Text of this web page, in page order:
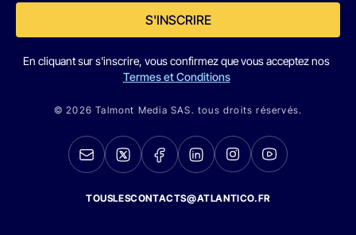
S'INSCRIRE
En cliquant sur s'inscrire, vous confirmez que vous acceptez nos
Termes et Conditions
© 2026 Talmont Media SAS. tous droits réservés.
TOUSLESCONTACTS@ATLANTICO.FR